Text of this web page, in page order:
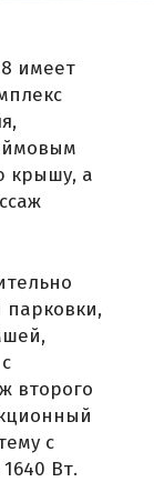
имеет
крышу, а
парковки,
второго
с
Вт.